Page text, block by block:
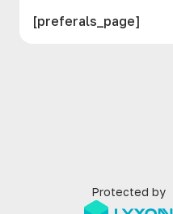
[preferals_page]
Protected by